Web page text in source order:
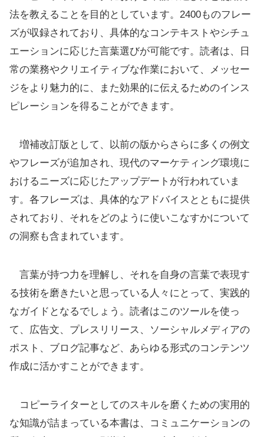
法を教えることを目的としています。2400ものフレー
ズが収録されており、具体的なコンテキストやシチュ
エーションに応じた言葉選びが可能です。読者は、日
常の業務やクリエイティブな作業において、メッセー
ジをより魅力的に、また効果的に伝えるためのインス
ピレーションを得ることができます。
増補改訂版として、以前の版からさらに多くの例文
やフレーズが追加され、現代のマーケティング環境に
おけるニーズに応じたアップデートが行われていま
す。各フレーズは、具体的なアドバイスとともに提供
されており、それをどのように使いこなすかについて
の洞察も含まれています。
言葉が持つ力を理解し、それを自身の言葉で表現す
る技術を磨きたいと思っている人々にとって、実践的
なガイドとなるでしょう。読者はこのツールを使っ
て、広告文、プレスリリース、ソーシャルメディアの
ポスト、ブログ記事など、あらゆる形式のコンテンツ
作成に活かすことができます。
コピーライターとしてのスキルを磨くための実用的
な知識が詰まっている本書は、コミュニケーションの